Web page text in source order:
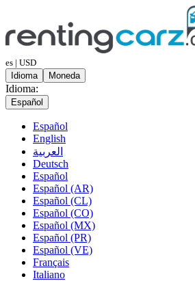
es | USD
Idioma
Moneda
Idioma:
Español
Español
English
العربية
Deutsch
Español
Español (AR)
Español (CL)
Español (CO)
Español (MX)
Español (PR)
Español (VE)
Français
Italiano